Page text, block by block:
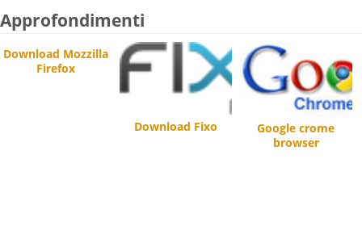
Approfondimenti
Download Mozzilla
Firefox
Download Fixo
Google crome
browser